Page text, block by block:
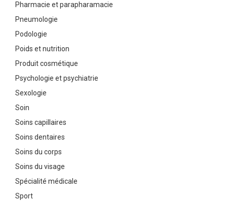
Pharmacie et parapharamacie
Pneumologie
Podologie
Poids et nutrition
Produit cosmétique
Psychologie et psychiatrie
Sexologie
Soin
Soins capillaires
Soins dentaires
Soins du corps
Soins du visage
Spécialité médicale
Sport